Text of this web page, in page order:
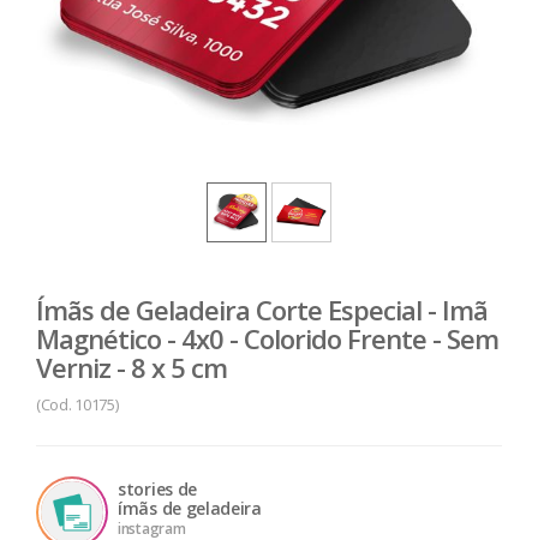
Ímãs de Geladeira Corte Especial - Imã
Magnético - 4x0 - Colorido Frente - Sem
Verniz - 8 x 5 cm
(Cod. 10175)
stories de
ímãs de geladeira
instagram